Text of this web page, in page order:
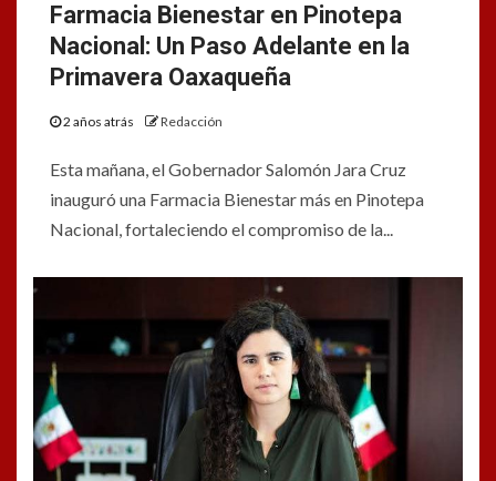
Farmacia Bienestar en Pinotepa
Nacional: Un Paso Adelante en la
Primavera Oaxaqueña
2 años atrás Redacción
Esta mañana, el Gobernador Salomón Jara Cruz
inauguró una Farmacia Bienestar más en Pinotepa
Nacional, fortaleciendo el compromiso de la...